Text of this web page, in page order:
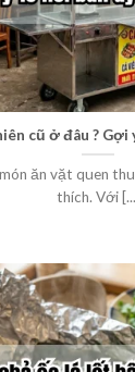
cũ ở đâu ?
món ăn vặt quen
thích. Với